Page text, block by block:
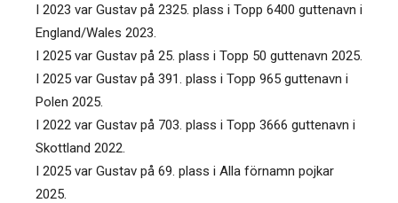
I 2023 var Gustav på 2325. plass i Topp 6400 guttenavn i
England/Wales 2023.
I 2025 var Gustav på 25. plass i Topp 50 guttenavn 2025.
I 2025 var Gustav på 391. plass i Topp 965 guttenavn i
Polen 2025.
I 2022 var Gustav på 703. plass i Topp 3666 guttenavn i
Skottland 2022.
I 2025 var Gustav på 69. plass i Alla förnamn pojkar
2025.